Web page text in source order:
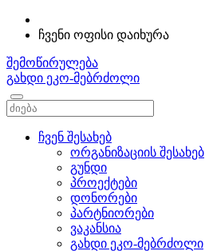
ჩვენი ოფისი დაიხურა
შემოწირულება
გახდი ეკო-მებრძოლი
ჩვენ შესახებ
ორგანიზაციის შესახებ
გუნდი
პროექტები
დონორები
პარტნიორები
ვაკანსია
გახდი ეკო-მებრძოლი